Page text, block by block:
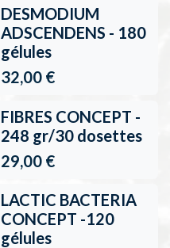
DESMODIUM
ADSCENDENS - 180
gélules
32,00€
FIBRES CONCEPT -
248 gr/30 dosettes
29,00€
LACTIC BACTERIA
CONCEPT -120
gélules